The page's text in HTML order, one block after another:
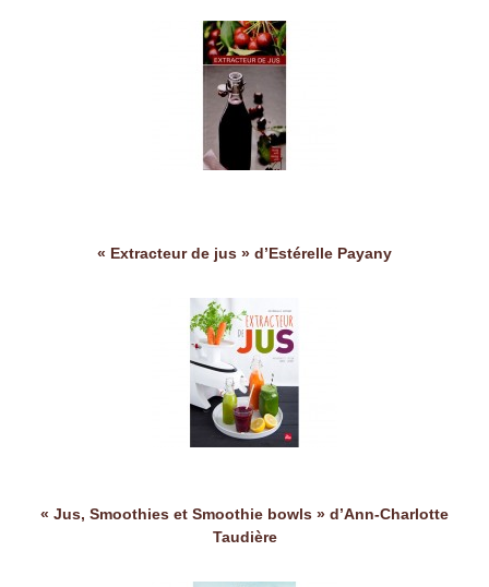
« Extracteur de jus » d’Estérelle Payany
« Jus, Smoothies et Smoothie bowls » d’Ann-Charlotte
Taudière